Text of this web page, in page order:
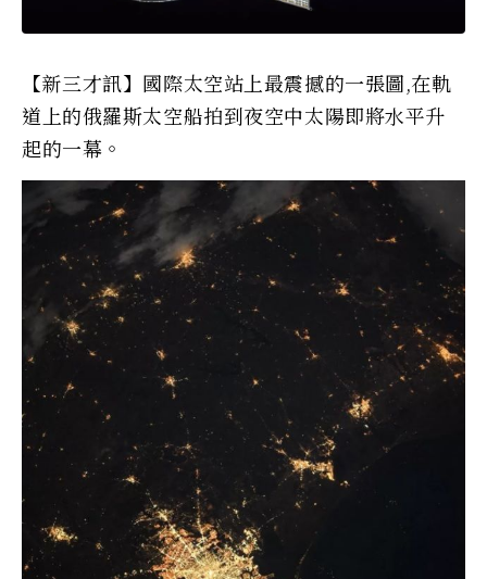
【新三才訊】國際太空站上最震撼的一張圖,在軌
道上的俄羅斯太空船拍到夜空中太陽即將水平升
起的一幕。